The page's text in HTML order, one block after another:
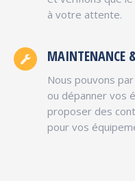
à votre attente.
MAINTENANCE
Nous pouvons
ou dépanner vos
proposer des
pour vos